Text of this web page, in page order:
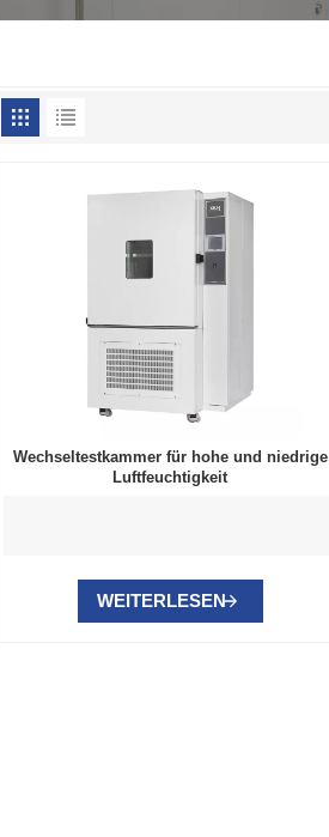
Wechseltestkammer für hohe und niedrige
Luftfeuchtigkeit
WEITERLESEN